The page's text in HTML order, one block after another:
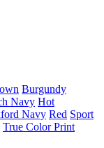
Burgundy
Navy Hot
Navy Red Sport
True Color Print